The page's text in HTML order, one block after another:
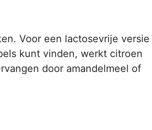
Voor een lactosevrije versie
kunt vinden, werkt citroen
door amandelmeel of